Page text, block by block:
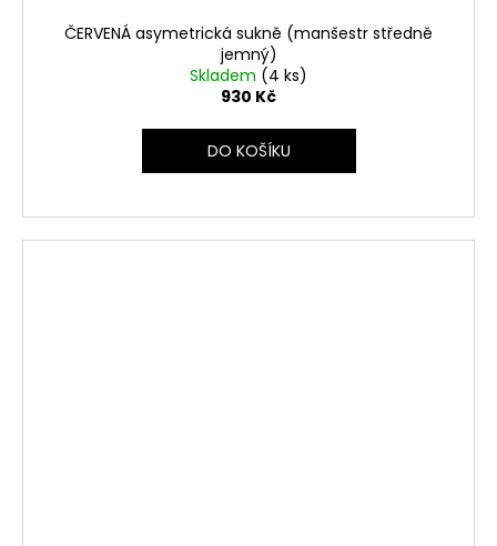
ČERVENÁ asymetrická sukně (manšestr středně
jemný)
Skladem (4 ks)
930 Kč
DO KOŠÍKU